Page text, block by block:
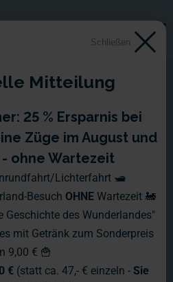
Schließen
Mitteilung
25 % Ersparnis bei
Züge im August und
ohne Wartezeit
Lichterfahrt 🛥️
Besuch OHNE Wartezeit 🚂
Geschichte des Wunderlandes"
mit Getränk zum Sonderpreis
9,00 € 🍟
€ (statt ca. 47,- € einzeln - Sie